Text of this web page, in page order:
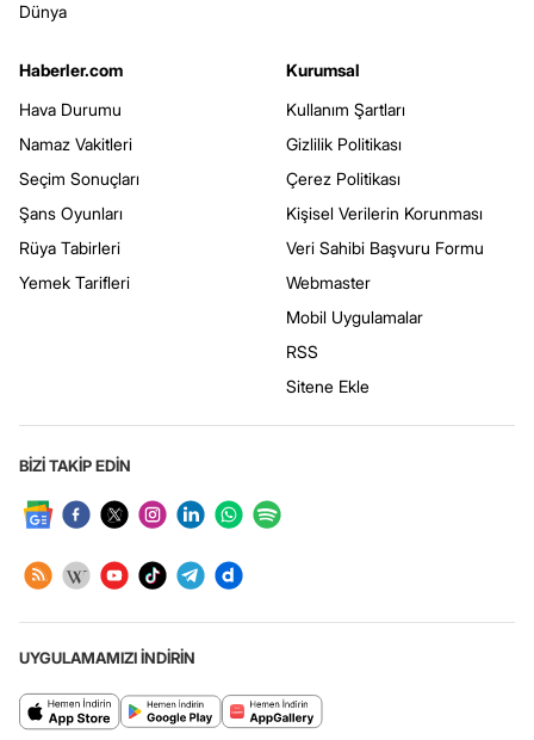
Dünya
Haberler.com
Hava Durumu
Namaz Vakitleri
Seçim Sonuçları
Şans Oyunları
Rüya Tabirleri
Yemek Tarifleri
Kurumsal
Kullanım Şartları
Gizlilik Politikası
Çerez Politikası
Kişisel Verilerin Korunması
Veri Sahibi Başvuru Formu
Webmaster
Mobil Uygulamalar
RSS
Sitene Ekle
BİZİ TAKİP EDİN
UYGULAMAMIZI İNDİRİN